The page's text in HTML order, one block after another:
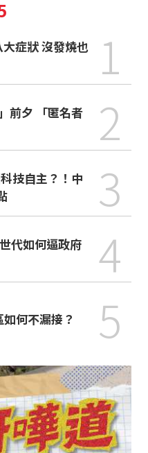
1
前夕 「匿名者
2
3
4
何不漏接？ 5